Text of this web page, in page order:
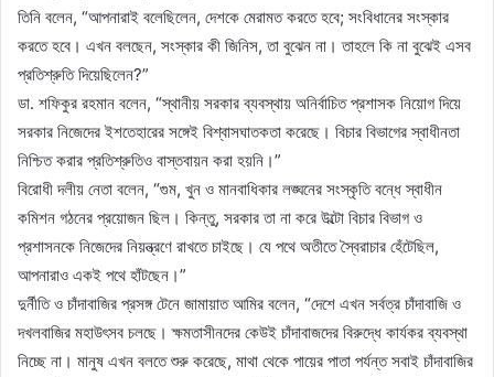
তিনি বলেন, “আপনারাই বলেছিলেন, দেশকে মেরামত করতে হবে; সংবিধানের সংস্কার
করতে হবে। এখন বলছেন, সংস্কার কী জিনিস, তা বুঝেন না। তাহলে কি না বুঝেই এসব
প্রতিশ্রুতি দিয়েছিলেন?”
ডা. শফিকুর রহমান বলেন, “স্থানীয় সরকার ব্যবস্থায় অনির্বাচিত প্রশাসক নিয়োগ দিয়ে
সরকার নিজেদের ইশতেহারের সঙ্গেই বিশ্বাসঘাতকতা করেছে। বিচার বিভাগের স্বাধীনতা
নিশ্চিত করার প্রতিশ্রুতিও বাস্তবায়ন করা হয়নি।”
বিরোধী দলীয় নেতা বলেন, “গুম, খুন ও মানবাধিকার লঙ্ঘনের সংস্কৃতি বন্ধে স্বাধীন
কমিশন গঠনের প্রয়োজন ছিল। কিন্তু, সরকার তা না করে উল্টো বিচার বিভাগ ও
প্রশাসনকে নিজেদের নিয়ন্ত্রণে রাখতে চাইছে। যে পথে অতীতে স্বৈরাচার হেঁটেছিল,
আপনারাও একই পথে হাঁটছেন।”
দুর্নীতি ও চাঁদাবাজির প্রসঙ্গ টেনে জামায়াত আমির বলেন, “দেশে এখন সর্বত্র চাঁদাবাজি ও
দখলবাজির মহাউৎসব চলছে। ক্ষমতাসীনদের কেউই চাঁদাবাজদের বিরুদ্ধে কার্যকর ব্যবস্থা
নিচ্ছে না। মানুষ এখন বলতে শুরু করেছে, মাথা থেকে পায়ের পাতা পর্যন্ত সবাই চাঁদাবাজির